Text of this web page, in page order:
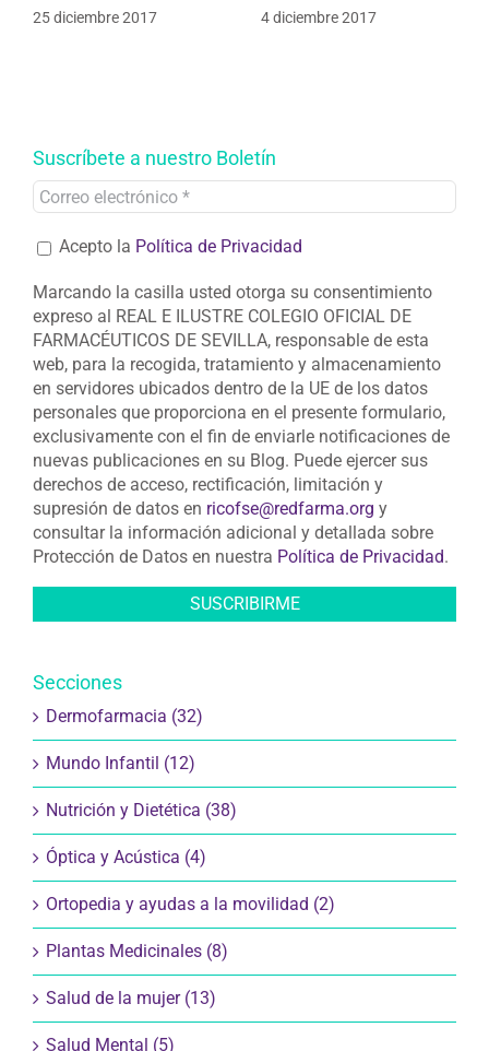
25 diciembre 2017 4 diciembre 2017
Suscríbete a nuestro Boletín
Acepto la Política de Privacidad
Marcando la casilla usted otorga su consentimiento
expreso al REAL E ILUSTRE COLEGIO OFICIAL DE
FARMACÉUTICOS DE SEVILLA, responsable de esta
web, para la recogida, tratamiento y almacenamiento
en servidores ubicados dentro de la UE de los datos
personales que proporciona en el presente formulario,
exclusivamente con el fin de enviarle notificaciones de
nuevas publicaciones en su Blog. Puede ejercer sus
derechos de acceso, rectificación, limitación y
supresión de datos en ricofse@redfarma.org y
consultar la información adicional y detallada sobre
Protección de Datos en nuestra Política de Privacidad.
Secciones
Dermofarmacia (32)
Mundo Infantil (12)
Nutrición y Dietética (38)
Óptica y Acústica (4)
Ortopedia y ayudas a la movilidad (2)
Plantas Medicinales (8)
Salud de la mujer (13)
Salud Mental (5)